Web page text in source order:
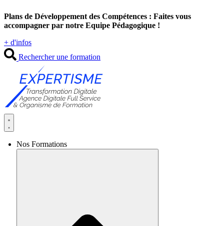
au
contenu
Plans de Développement des Compétences : Faites vous
accompagner par notre Equipe Pédagogique !
+ d'infos
Rechercher une formation
Nos Formations